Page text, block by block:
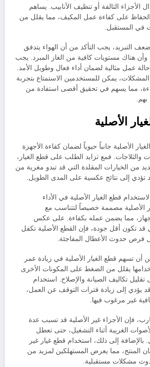
الأجزاء التالفة أو تنظيف الأنابيب. يساهم
الحفاظ على كفاءة عمل المكيف، مما يقلل من
المستقبل.
التبريد، يجب التأكد من أن الهواء يتدفق
وأن هناك مستويات كافية من الغاز المبرد. يجب
عمل مثالية لضمان أداء فعال وطويل الأمد.
يمكن للمستخدمين الاستمتاع بتجربة
مما يسهم في تحقيق أقصى استفادة من
بهم.
الأصلية
الأصلية جانباً حيوياً لضمان كفاءة الأجهزة
والثلاجات. فمع تزايد الطلب على قطع الغيار،
من الخيارات المقلدة التي قد تبدو مغرية من
تؤدي إلى نتائج عكسية على المدى الطويل.
قطع الغيار الأصلية في الأداء
الأصلية مصممة خصيصاً لتتناسب مع
مما يضمن عمله بكفاءة. على عكس
قد تكون أقل جودة، فإن القطع الأصلية تكفل
فرص حدوث الأعطال المفاجئة.
أن تسهم قطع الغيار الأصلية في زيادة عمر
يقلل من الضغط على المكونات الأخرى
تقليل تكاليف الصيانة والإصلاح. استخدام
قد يؤدي إلى زيادة فترات التوقف عن العمل،
غير مرغوب فيها.
فإن الأجزاء غير الأصلية قد تسبب عدة
الغريبة أثناء التشغيل، حتى تعطل
إلى ذلك، استخدام قطع غيار غير
المنتج، مما يعرض المستهلكين لمزيد من
مشكلات مستقبلية.